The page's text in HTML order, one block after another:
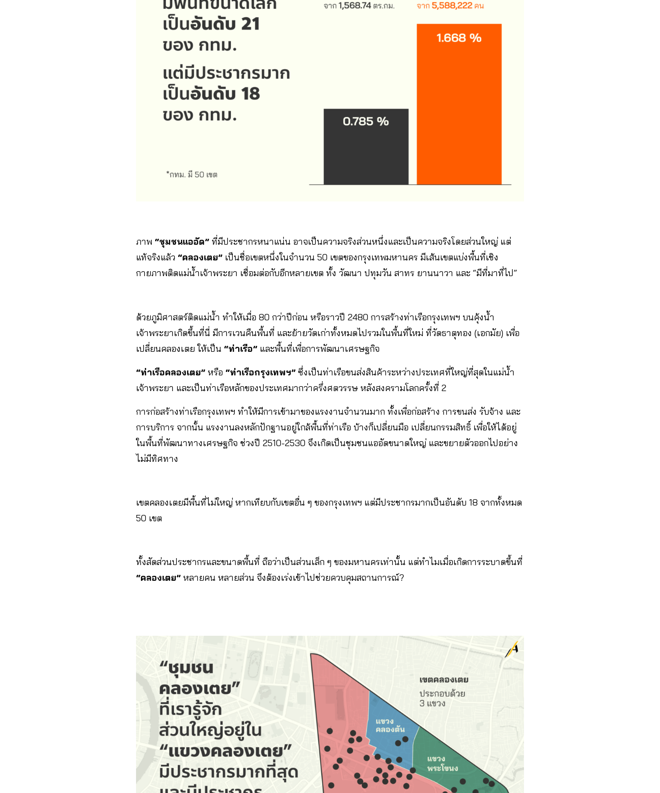
ภาพ “ชุมชนแออัด” ที่มีประชากรหนาแน่น อาจเป็นความจริงส่วนหนึ่งและเป็นความจริงโดยส่วนใหญ่ แต่
แท้จริงแล้ว “คลองเตย” เป็นชื่อเขตหนึ่งในจำนวน 50 เขตของกรุงเทพมหานคร มีเส้นเขตแบ่งพื้นที่เชิง
กายภาพติดแม่น้ำเจ้าพระยา เชื่อมต่อกับอีกหลายเขต ทั้ง วัฒนา ปทุมวัน สาทร ยานนาวา และ “มีที่มาที่ไป”
ด้วยภูมิศาสตร์ติดแม่น้ำ ทำให้เมื่อ 80 กว่าปีก่อน หรือราวปี 2480 การสร้างท่าเรือกรุงเทพฯ บนคุ้งน้ำ
เจ้าพระยาเกิดขึ้นที่นี่ มีการเวนคืนพื้นที่ และย้ายวัดเก่าทั้งหมดไปรวมในพื้นที่ใหม่ ที่วัดธาตุทอง (เอกมัย) เพื่อ
เปลี่ยนคลองเตย ให้เป็น “ท่าเรือ” และพื้นที่เพื่อการพัฒนาเศรษฐกิจ
“ท่าเรือคลองเตย” หรือ “ท่าเรือกรุงเทพฯ” ซึ่งเป็นท่าเรือขนส่งสินค้าระหว่างประเทศที่ใหญ่ที่สุดในแม่น้ำ
เจ้าพระยา และเป็นท่าเรือหลักของประเทศมากว่าครึ่งศตวรรษ หลังสงครามโลกครั้งที่ 2
การก่อสร้างท่าเรือกรุงเทพฯ ทำให้มีการเข้ามาของแรงงานจำนวนมาก ทั้งเพื่อก่อสร้าง การขนส่ง รับจ้าง และ
การบริการ จากนั้น แรงงานลงหลักปักฐานอยู่ใกล้พื้นที่ท่าเรือ บ้างก็เปลี่ยนมือ เปลี่ยนกรรมสิทธิ์ เพื่อให้ได้อยู่
ในพื้นที่พัฒนาทางเศรษฐกิจ ช่วงปี 2510-2530 จึงเกิดเป็นชุมชนแออัดขนาดใหญ่ และขยายตัวออกไปอย่าง
ไม่มีทิศทาง
เขตคลองเตยมีพื้นที่ไม่ใหญ่ หากเทียบกับเขตอื่น ๆ ของกรุงเทพฯ แต่มีประชากรมากเป็นอันดับ 18 จากทั้งหมด
50 เขต
ทั้งสัดส่วนประชากรและขนาดพื้นที่ ถือว่าเป็นส่วนเล็ก ๆ ของมหานครเท่านั้น แต่ทำไมเมื่อเกิดการระบาดขึ้นที่
“คลองเตย” หลายคน หลายส่วน จึงต้องเร่งเข้าไปช่วยควบคุมสถานการณ์?